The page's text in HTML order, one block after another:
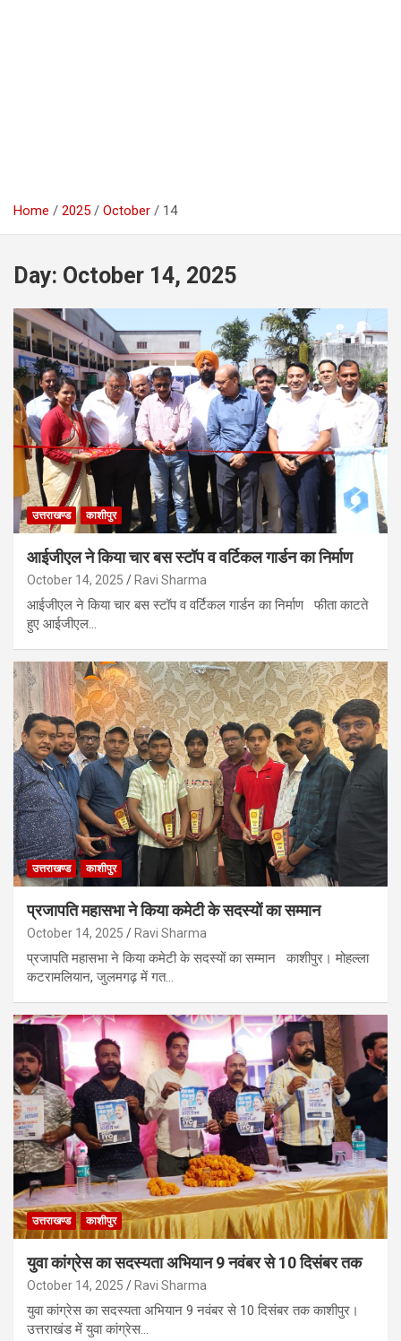
Home 2025 October 14
Day: October 14, 2025
उत्तराखण्ड काशीपुर
आईजीएल ने किया चार बस स्टॉप व वर्टिकल गार्डन का निर्माण
October 14, 2025 Ravi Sharma
आईजीएल ने किया चार बस स्टॉप व वर्टिकल गार्डन का निर्माण फीता काटते
हुए आईजीएल…
उत्तराखण्ड काशीपुर
प्रजापति महासभा ने किया कमेटी के सदस्यों का सम्मान
October 14, 2025 Ravi Sharma
प्रजापति महासभा ने किया कमेटी के सदस्यों का सम्मान काशीपुर। मोहल्ला
कटरामलियान, जुलमगढ़ में गत…
उत्तराखण्ड काशीपुर
युवा कांग्रेस का सदस्यता अभियान 9 नवंबर से 10 दिसंबर तक
October 14, 2025 Ravi Sharma
युवा कांग्रेस का सदस्यता अभियान 9 नवंबर से 10 दिसंबर तक काशीपुर।
उत्तराखंड में युवा कांग्रेस…